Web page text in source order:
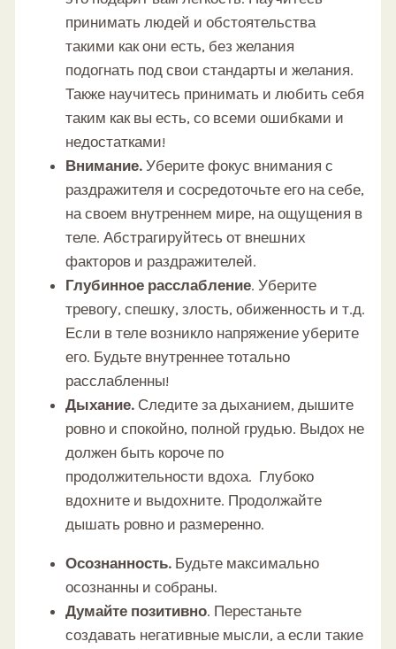
принимать людей и обстоятельства
такими как они есть, без желания
подогнать под свои стандарты и желания.
Также научитесь принимать и любить себя
таким как вы есть, со всеми ошибками и
недостатками!
Внимание.Уберите фокус внимания с
раздражителя и сосредоточьте его на себе,
на своем внутреннем мире, на ощущения в
теле. Абстрагируйтесь от внешних
факторов и раздражителей.
Глубинное расслабление. Уберите
тревогу, спешку, злость, обиженность и т.д.
Если в теле возникло напряжение уберите
его. Будьте внутреннее тотально
расслабленны!
Дыхание. Следите за дыханием, дышите
ровно и спокойно, полной грудью. Выдох не
должен быть короче по
продолжительности вдоха. Глубоко
вдохните и выдохните. Продолжайте
дышать ровно и размеренно.
Осознанность. Будьте максимально
осознанны и собраны.
Думайте позитивно. Перестаньте
создавать негативные мысли, а если такие